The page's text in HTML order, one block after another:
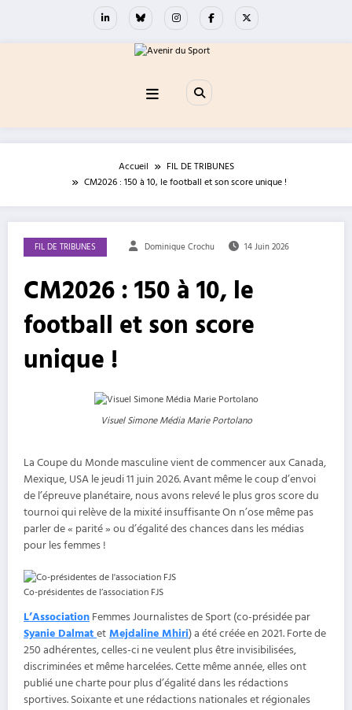
Accueil
FIL DE TRIBUNES
CM2026 : 150 à 10, le football et son score unique !
FIL DE TRIBUNES Dominique Crochu 14 Juin 2026
CM2026 : 150 à 10, le
football et son score
unique !
Visuel Simone Média Marie Portolano
La Coupe du Monde masculine vient de commencer aux Canada,
Mexique, USA le jeudi 11 juin 2026. Avant même le coup d’envoi
de l’épreuve planétaire, nous avons relevé le plus gros score du
tournoi qui relève de la mixité insuffisante On n’ose même pas
parler de « parité » ou d’égalité des chances dans les médias
pour les femmes !
Co-présidentes de l’association FJS
L’Association Femmes Journalistes de Sport (co-présidée par
Syanie Dalmat et Mejdaline Mhiri) a été créée en 2021. Forte de
250 adhérentes, celles-ci ne veulent plus être invisibilisées,
discriminées et même harcelées. Cette même année, elles ont
publié une charte pour plus d’égalité dans les rédactions
sportives. Soixante et une rédactions nationales et régionales